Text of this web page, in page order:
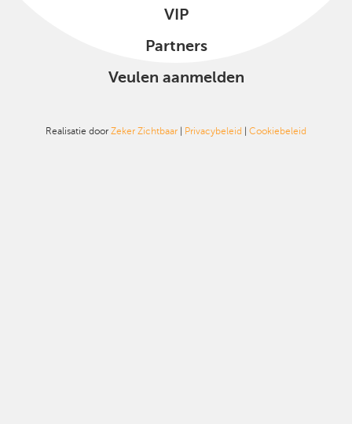
VIP
Partners
Veulen aanmelden
Realisatie door Zeker Zichtbaar | Privacybeleid | Cookiebeleid